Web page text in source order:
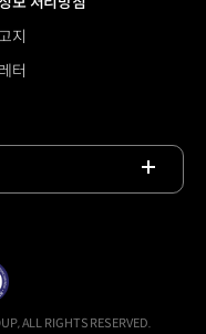
지
터
ALL RIGHTS RESERVED.